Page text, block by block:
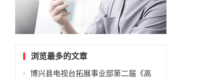
浏览最多的文章
博兴县电视台拓展事业部第二届《高